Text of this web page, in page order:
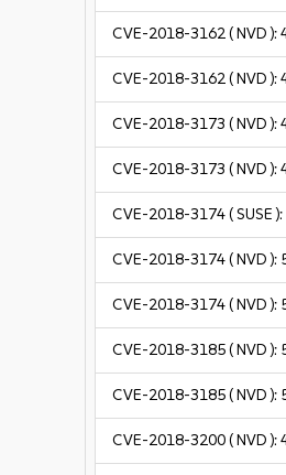
CVE-2018-3162( NVD ):
CVE-2018-3162( NVD ):
CVE-2018-3173 ( NVD ):
CVE-2018-3173 ( NVD ):
CVE-2018-3174( SUSE ):
CVE-2018-3174( NVD ):
CVE-2018-3174( NVD ):
CVE-2018-3185( NVD ):
CVE-2018-3185( NVD ):
CVE-2018-3200( NVD ):